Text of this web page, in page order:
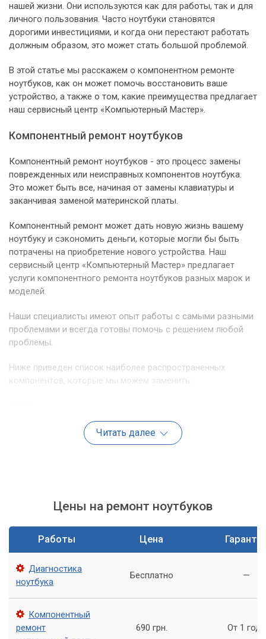
нашей жизни. Они используются как для работы, так и для
личного пользования. Часто ноутбуки становятся
дорогими инвестициями, и когда они перестают работать
должным образом, это может стать большой проблемой.
В этой статье мы расскажем о компонентном ремонте
ноутбуков, как он может помочь восстановить ваше
устройство, а также о том, какие преимущества предлагает
наш сервисный центр «Компьютерный Мастер».
Компонентный ремонт ноутбуков
Компонентный ремонт ноутбуков - это процесс замены
поврежденных или неисправных компонентов ноутбука.
Это может быть все, начиная от замены клавиатуры и
заканчивая заменой материнской платы.
Компонентный ремонт может дать новую жизнь вашему
ноутбуку и сэкономить деньги, которые могли бы быть
потрачены на приобретение нового устройства. Наш
сервисный центр «Компьютерный Мастер» предлагает
услуги компонентного ремонта ноутбуков разных марок и
моделей.
Наши специалисты имеют опыт работы с самыми разными
проблемами и всегда готовы помочь с решением любой
проблемы.
Ниже приведен список наиболее распространенных
компонентов, которые мы можем заменить:
Жесткий диск
Wi-Fi-модуль
Материнская плата
Преимущества компонентного ремонта
ноутбуков
которые мы хотим подчеркнуть:
Экономия денег: замена компонентов ноутбука
Читать далее
Цены на ремонт ноутбуков
Работы Цена
Диагностика
ноутбука
Бесплатно —
Компонентный
ремонт
690 грн. От 1 года